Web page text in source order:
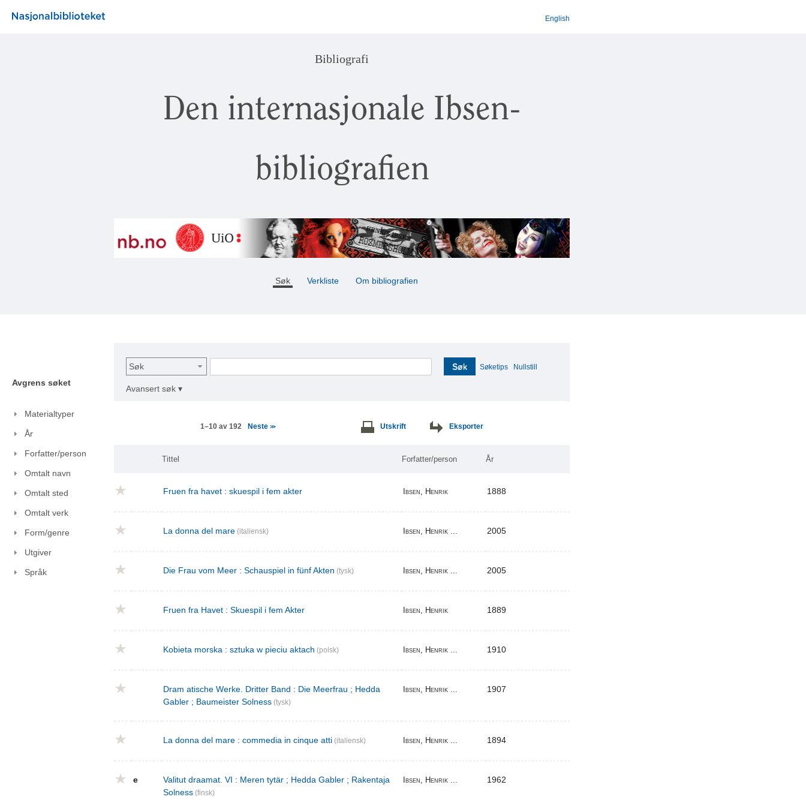
English
Bibliografi
Den internasjonale Ibsen-
bibliografien
Søk Verkliste Om bibliografien
Avgrens søket
Materialtyper
År
Forfatter/person
Omtalt navn
Omtalt sted
Omtalt verk
Form/genre
Utgiver
Språk
Søk Søk Søketips Nullstill
Avansert søk ▾
1–10 av 192 Neste >> Utskrift Eksporter
Tittel Forfatter/person År
Fruen fra havet : skuespil i fem akter Ibsen, Henrik 1888
La donna del mare (italiensk) Ibsen, Henrik ... 2005
Die Frau vom Meer : Schauspiel in fünf Akten (tysk) Ibsen, Henrik ... 2005
Fruen fra Havet : Skuespil i fem Akter Ibsen, Henrik 1889
Kobieta morska : sztuka w pieciu aktach (polsk) Ibsen, Henrik ... 1910
Dram atische Werke. Dritter Band : Die Meerfrau ; Hedda
Gabler ; Baumeister Solness (tysk)
Ibsen, Henrik ... 1907
La donna del mare : commedia in cinque atti (italiensk) Ibsen, Henrik ... 1894
e
Valitut draamat. VI : Meren tytär ; Hedda Gabler ; Rakentaja
Solness (finsk)
Ibsen, Henrik ... 1962